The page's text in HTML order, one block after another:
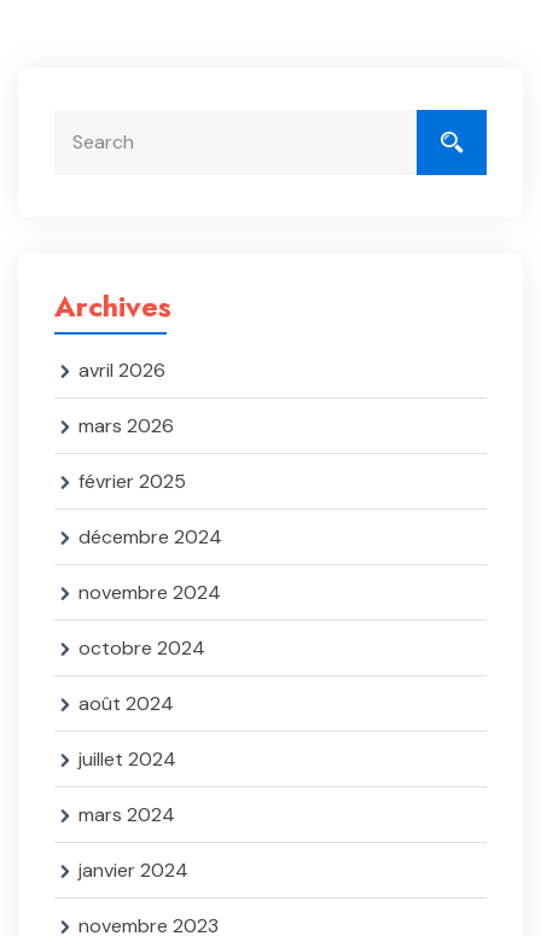
Archives
avril 2026
mars 2026
février 2025
décembre 2024
novembre 2024
octobre 2024
août 2024
juillet 2024
mars 2024
janvier 2024
novembre 2023